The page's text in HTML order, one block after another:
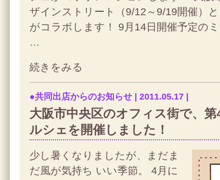
ザインストリート（9/12～9/19開催）
がコラボします！ 9月14日開催予定の
…
続きをみる
●共同出店からのお知らせ | 2011.05.17 |
大阪市中央区のオフィス街で、
ルシェを開催しました！
少し暑くなりましたが、まだま
だ風が気持ち いい季節。 4月に